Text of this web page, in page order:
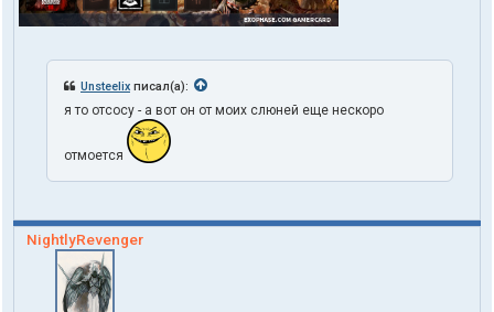
Unsteelix писал(а):
я то отсосу - а вот он от моих слюней еще нескоро
отмоется
NightlyRevenger